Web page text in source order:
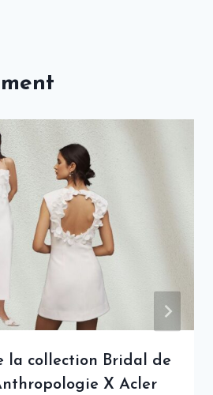
la collection Bridal de
X Acler